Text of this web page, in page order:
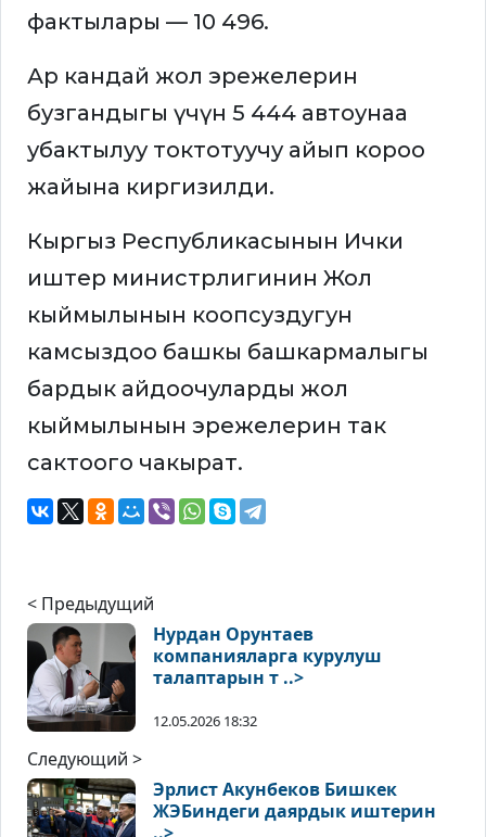
фактылары — 10 496.
Ар кандай жол эрежелерин
бузгандыгы үчүн 5 444 автоунаа
убактылуу токтотуучу айып короо
жайына киргизилди.
Кыргыз Республикасынын Ички
иштер министрлигинин Жол
кыймылынын коопсуздугун
камсыздоо башкы башкармалыгы
бардык айдоочуларды жол
кыймылынын эрежелерин так
сактоого чакырат.
< Предыдущий
Нурдан Орунтаев
компанияларга курулуш
талаптарын т ..>
12.05.2026 18:32
Следующий >
Эрлист Акунбеков Бишкек
ЖЭБиндеги даярдык иштерин